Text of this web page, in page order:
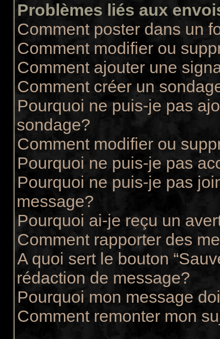
Problèmes liés aux
Comment poster dans un
Comment modifier ou
Comment ajouter une
Comment créer un
Pourquoi ne puis-je pas
sondage?
Comment modifier ou
Pourquoi ne puis-je pas
Pourquoi ne puis-je pas
message?
Pourquoi ai-je reçu un
Comment rapporter des
A quoi sert le bouton
rédaction de message?
Pourquoi mon message
Comment remonter mon